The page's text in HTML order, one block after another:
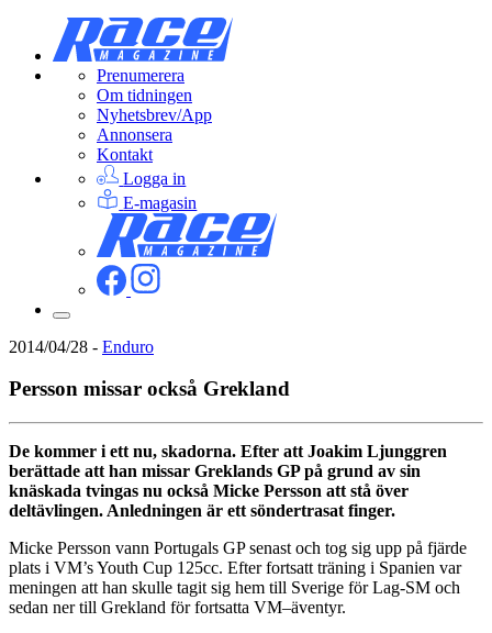
Prenumerera
Om tidningen
Nyhetsbrev/App
Annonsera
Kontakt
Logga in
E-magasin
2014/04/28 - Enduro
Persson missar också Grekland
De kommer i ett nu, skadorna. Efter att Joakim Ljunggren
berättade att han missar Greklands GP på grund av sin
knäskada tvingas nu också Micke Persson att stå över
deltävlingen. Anledningen är ett söndertrasat finger.
Micke Persson vann Portugals GP senast och tog sig upp på fjärde
plats i VM’s Youth Cup 125cc. Efter fortsatt träning i Spanien var
meningen att han skulle tagit sig hem till Sverige för Lag-SM och
sedan ner till Grekland för fortsatta VM–äventyr.